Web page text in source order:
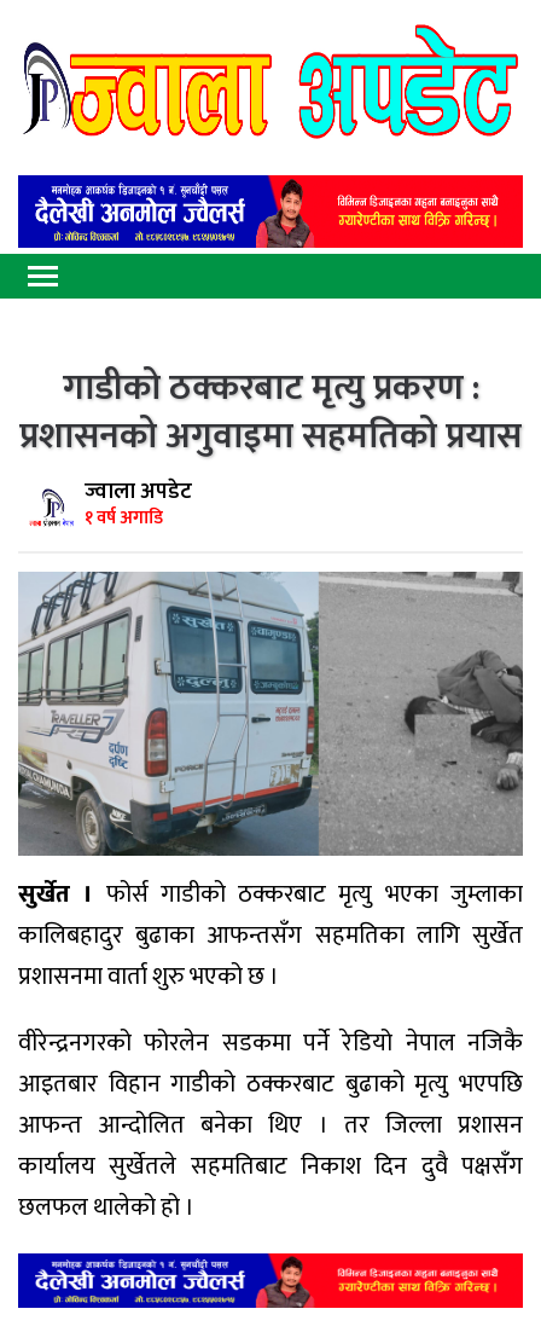
गाडीको ठक्करबाट मृत्यु प्रकरण :
प्रशासनको अगुवाइमा सहमतिको प्रयास
ज्वाला अपडेट
१ वर्ष अगाडि
सुर्खेत । फोर्स गाडीको ठक्करबाट मृत्यु भएका जुम्लाका
कालिबहादुर बुढाका आफन्तसँग सहमतिका लागि सुर्खेत
प्रशासनमा वार्ता शुरु भएको छ ।
वीरेन्द्रनगरको फोरलेन सडकमा पर्ने रेडियो नेपाल नजिकै
आइतबार विहान गाडीको ठक्करबाट बुढाको मृत्यु भएपछि
आफन्त आन्दोलित बनेका थिए । तर जिल्ला प्रशासन
कार्यालय सुर्खेतले सहमतिबाट निकाश दिन दुवै पक्षसँग
छलफल थालेको हो ।